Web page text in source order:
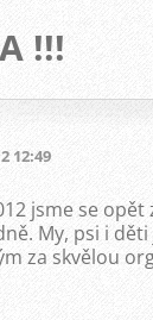
!!!
12:49
jsme se
My, psi i
za skvělou